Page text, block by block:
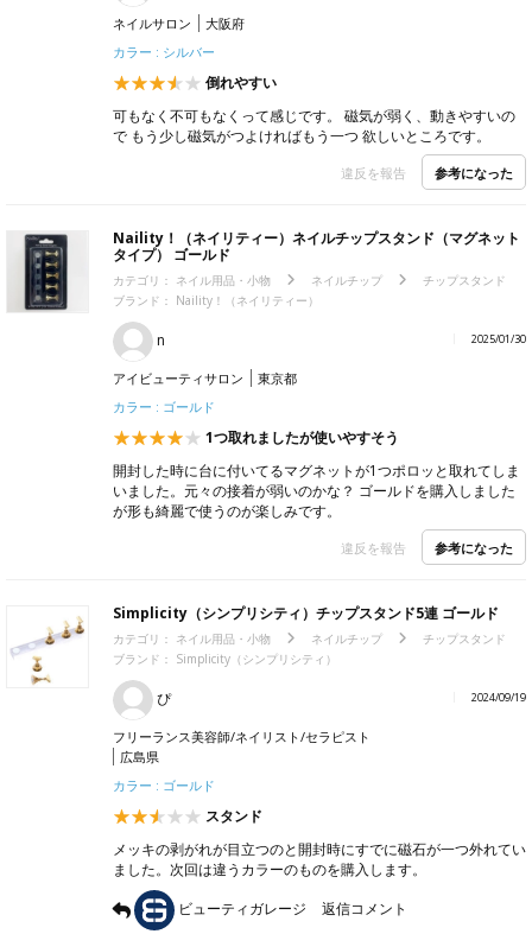
ネイルサロン
大阪府
カラー : シルバー
倒れやすい
可もなく不可もなくって感じです。 磁気が弱く、動きやすいの
で もう少し磁気がつよければもう一つ 欲しいところです。
違反を報告 参考になった
Naility！（ネイリティー）ネイルチップスタンド（マグネット
タイプ） ゴールド
カテゴリ： ネイル用品・小物 ネイルチップ
チップスタンド
ブランド： Naility！（ネイリティー）
n 2025/01/30
アイビューティサロン
東京都
カラー : ゴールド
1つ取れましたが使いやすそう
開封した時に台に付いてるマグネットが1つポロッと取れてしま
いました。元々の接着が弱いのかな？ ゴールドを購入しました
が形も綺麗で使うのが楽しみです。
違反を報告 参考になった
Simplicity（シンプリシティ）チップスタンド5連 ゴールド
カテゴリ： ネイル用品・小物 ネイルチップ
チップスタンド
ブランド： Simplicity（シンプリシティ）
ぴ 2024/09/19
フリーランス美容師/ネイリスト/セラピスト
広島県
カラー : ゴールド
スタンド
メッキの剥がれが目立つのと開封時にすでに磁石が一つ外れてい
ました。次回は違うカラーのものを購入します。
ビューティガレージ
返信コメント